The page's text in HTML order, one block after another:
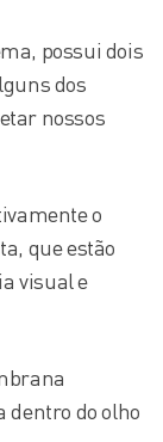
possui dois
dos
nossos
o
que estão
visual e
dentro do olho